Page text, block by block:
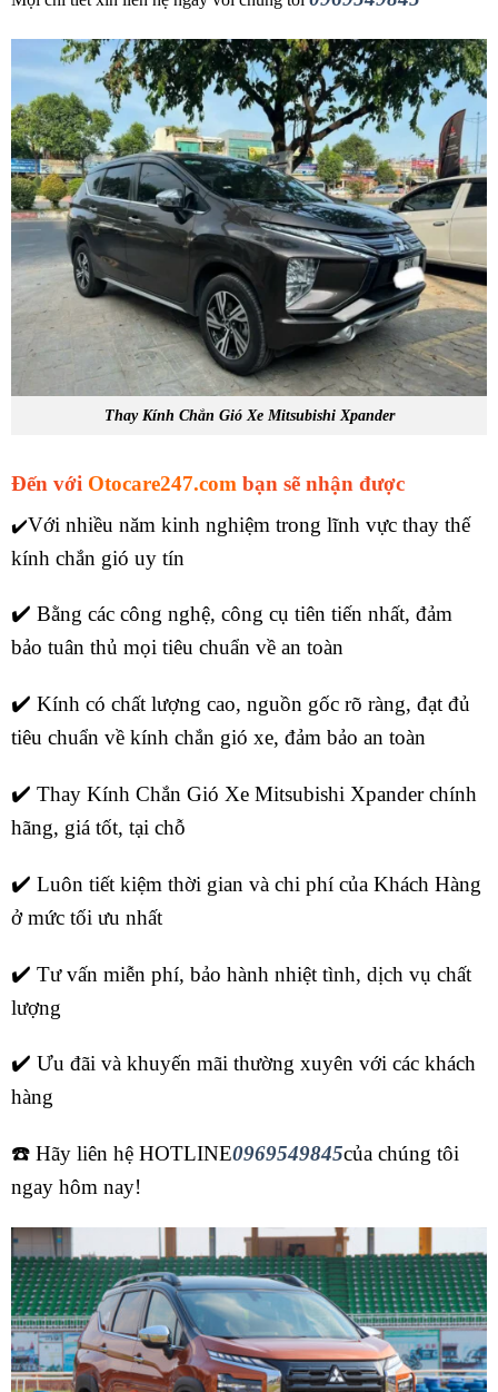
Thay Kính Chắn Gió Xe Mitsubishi Xpander
Đến với Otocare247.com bạn sẽ nhận được
✔️Với nhiều năm kinh nghiệm trong lĩnh vực thay thế
kính chắn gió uy tín
✔️ Bằng các công nghệ, công cụ tiên tiến nhất, đảm
bảo tuân thủ mọi tiêu chuẩn về an toàn
✔️ Kính có chất lượng cao, nguồn gốc rõ ràng, đạt đủ
tiêu chuẩn về kính chắn gió xe, đảm bảo an toàn
✔️ Thay Kính Chắn Gió Xe Mitsubishi Xpander chính
hãng, giá tốt, tại chỗ
✔️ Luôn tiết kiệm thời gian và chi phí của Khách Hàng
ở mức tối ưu nhất
✔️ Tư vấn miễn phí, bảo hành nhiệt tình, dịch vụ chất
lượng
✔️ Ưu đãi và khuyến mãi thường xuyên với các khách
hàng
☎️ Hãy liên hệ HOTLINE0969549845của chúng tôi
ngay hôm nay!